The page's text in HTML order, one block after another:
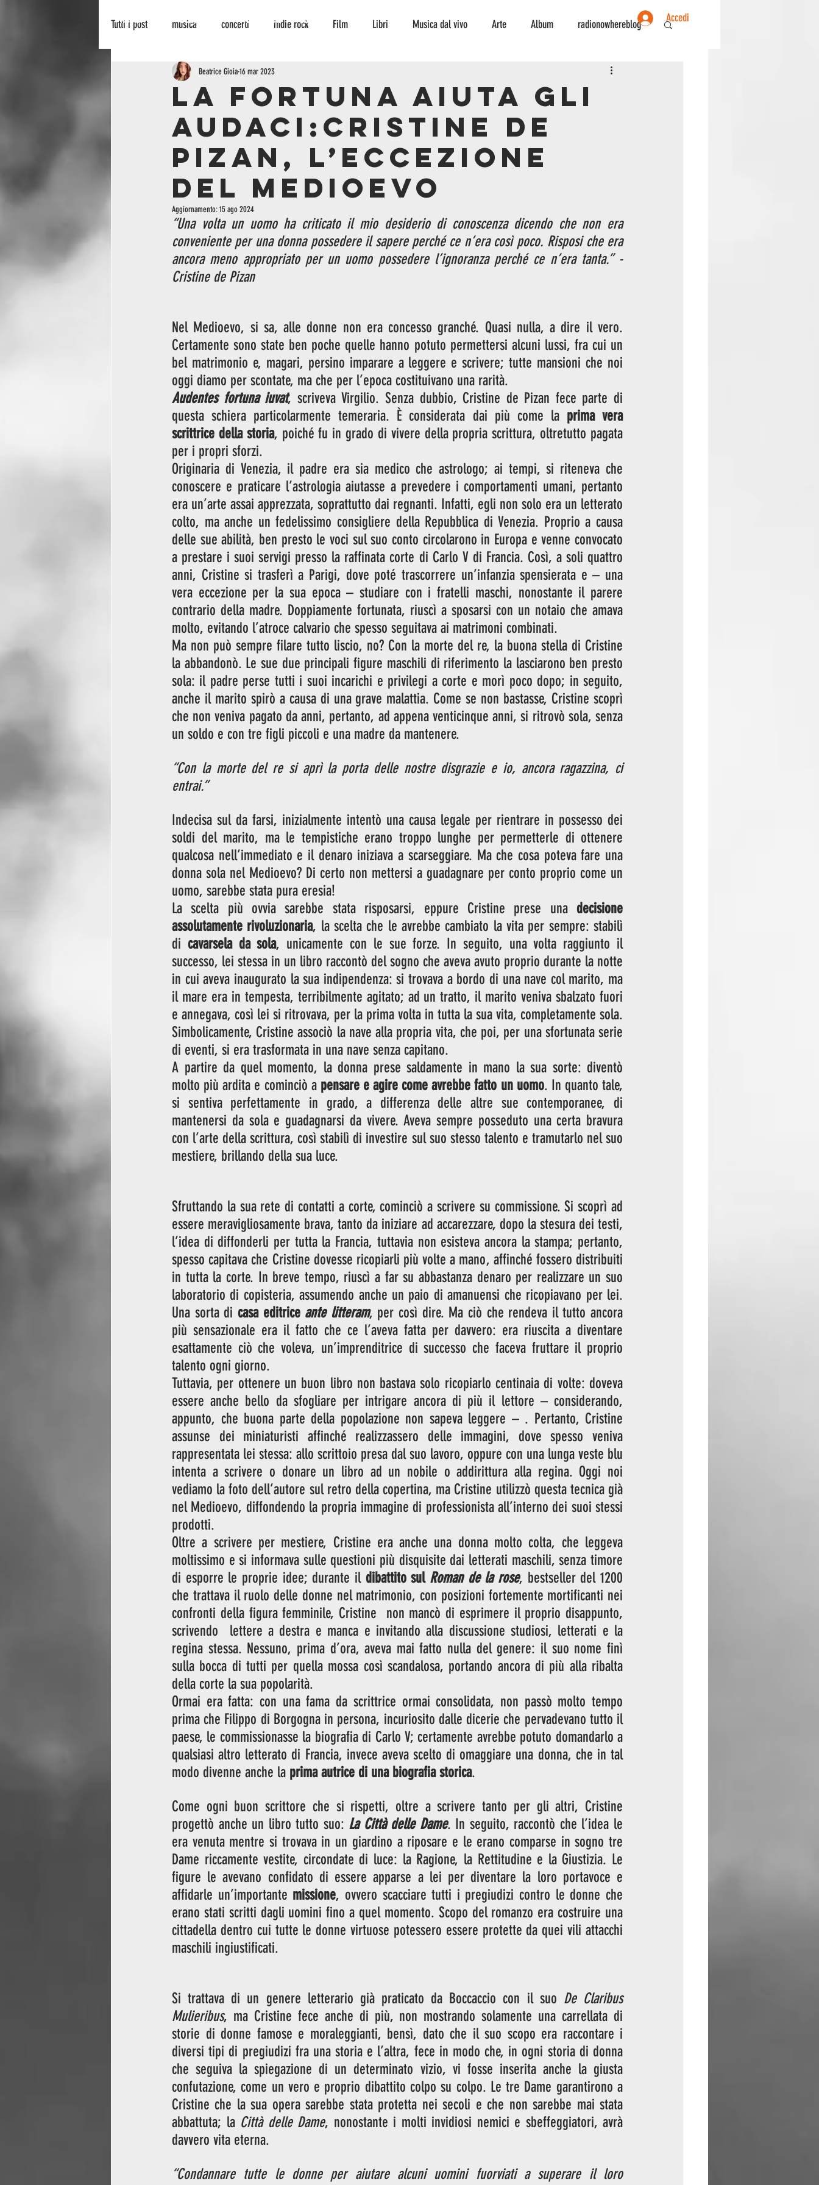
HOME BLOG PALINSESTO CONTATTI Accedi
Tutti i post musica concerti indie rock Film Libri Musica dal vivo Arte Album radionowhereblog
recensione radionowhere Interviste Sociologia
arte biografie escursionismo Musica jazz jazz
La fortuna aiuta gli
audaci:Cristine de
Pizan, l’eccezione
del Medioevo
Beatrice Gioia16 mar 2023
Aggiornamento:15 ago 2024
“Una volta un uomo ha criticato il mio desiderio di conoscenza dicendo che non era
conveniente per una donna possedere il sapere perché ce n’era così poco. Risposi che era
ancora meno appropriato per un uomo possedere l’ignoranza perché ce n’era tanta.” -
Cristine de Pizan
Nel Medioevo, si sa, alle donne non era concesso granché. Quasi nulla, a dire il vero.
Certamente sono state ben poche quelle hanno potuto permettersi alcuni lussi, fra cui un
bel matrimonio e, magari, persino imparare a leggere e scrivere; tutte mansioni che noi
oggi diamo per scontate, ma che per l’epoca costituivano una rarità.
Audentes fortuna iuvat, scriveva Virgilio. Senza dubbio, Cristine de Pizan fece parte di
questa schiera particolarmente temeraria. È considerata dai più come la prima vera
scrittrice della storia, poiché fu in grado di vivere della propria scrittura, oltretutto pagata
per i propri sforzi.
Originaria di Venezia, il padre era sia medico che astrologo; ai tempi, si riteneva che
conoscere e praticare l’astrologia aiutasse a prevedere i comportamenti umani, pertanto
era un’arte assai apprezzata, soprattutto dai regnanti. Infatti, egli non solo era un letterato
colto, ma anche un fedelissimo consigliere della Repubblica di Venezia. Proprio a causa
delle sue abilità, ben presto le voci sul suo conto circolarono in Europa e venne convocato
a prestare i suoi servigi presso la raffinata corte di Carlo V di Francia. Così, a soli quattro
anni, Cristine si trasferì a Parigi, dove poté trascorrere un’infanzia spensierata e – una
vera eccezione per la sua epoca – studiare con i fratelli maschi, nonostante il parere
contrario della madre. Doppiamente fortunata, riuscì a sposarsi con un notaio che amava
molto, evitando l’atroce calvario che spesso seguitava ai matrimoni combinati.
Ma non può sempre filare tutto liscio, no? Con la morte del re, la buona stella di Cristine
la abbandonò. Le sue due principali figure maschili di riferimento la lasciarono ben presto
sola: il padre perse tutti i suoi incarichi e privilegi a corte e morì poco dopo; in seguito,
anche il marito spirò a causa di una grave malattia. Come se non bastasse, Cristine scoprì
che non veniva pagato da anni, pertanto, ad appena venticinque anni, si ritrovò sola, senza
un soldo e con tre figli piccoli e una madre da mantenere.
“Con la morte del re si aprì la porta delle nostre disgrazie e io, ancora ragazzina, ci
entrai.”
Indecisa sul da farsi, inizialmente intentò una causa legale per rientrare in possesso dei
soldi del marito, ma le tempistiche erano troppo lunghe per permetterle di ottenere
qualcosa nell’immediato e il denaro iniziava a scarseggiare. Ma che cosa poteva fare una
donna sola nel Medioevo? Di certo non mettersi a guadagnare per conto proprio come un
uomo, sarebbe stata pura eresia!
La scelta più ovvia sarebbe stata risposarsi, eppure Cristine prese una decisione
assolutamente rivoluzionaria, la scelta che le avrebbe cambiato la vita per sempre: stabilì
di cavarsela da sola, unicamente con le sue forze. In seguito, una volta raggiunto il
successo, lei stessa in un libro raccontò del sogno che aveva avuto proprio durante la notte
in cui aveva inaugurato la sua indipendenza: si trovava a bordo di una nave col marito, ma
il mare era in tempesta, terribilmente agitato; ad un tratto, il marito veniva sbalzato fuori
e annegava, così lei si ritrovava, per la prima volta in tutta la sua vita, completamente sola.
Simbolicamente, Cristine associò la nave alla propria vita, che poi, per una sfortunata serie
di eventi, si era trasformata in una nave senza capitano.
A partire da quel momento, la donna prese saldamente in mano la sua sorte: diventò
molto più ardita e cominciò a pensare e agire come avrebbe fatto un uomo. In quanto tale,
si sentiva perfettamente in grado, a differenza delle altre sue contemporanee, di
mantenersi da sola e guadagnarsi da vivere. Aveva sempre posseduto una certa bravura
con l’arte della scrittura, così stabilì di investire sul suo stesso talento e tramutarlo nel suo
mestiere, brillando della sua luce.
Sfruttando la sua rete di contatti a corte, cominciò a scrivere su commissione. Si scoprì ad
essere meravigliosamente brava, tanto da iniziare ad accarezzare, dopo la stesura dei testi,
l’idea di diffonderli per tutta la Francia, tuttavia non esisteva ancora la stampa; pertanto,
spesso capitava che Cristine dovesse ricopiarli più volte a mano, affinché fossero distribuiti
in tutta la corte. In breve tempo, riuscì a far su abbastanza denaro per realizzare un suo
laboratorio di copisteria, assumendo anche un paio di amanuensi che ricopiavano per lei.
Una sorta di casa editrice ante litteram, per così dire. Ma ciò che rendeva il tutto ancora
più sensazionale era il fatto che ce l’aveva fatta per davvero: era riuscita a diventare
esattamente ciò che voleva, un’imprenditrice di successo che faceva fruttare il proprio
talento ogni giorno.
Tuttavia, per ottenere un buon libro non bastava solo ricopiarlo centinaia di volte: doveva
essere anche bello da sfogliare per intrigare ancora di più il lettore – considerando,
appunto, che buona parte della popolazione non sapeva leggere – . Pertanto, Cristine
assunse dei miniaturisti affinché realizzassero delle immagini, dove spesso veniva
rappresentata lei stessa: allo scrittoio presa dal suo lavoro, oppure con una lunga veste blu
intenta a scrivere o donare un libro ad un nobile o addirittura alla regina. Oggi noi
vediamo la foto dell’autore sul retro della copertina, ma Cristine utilizzò questa tecnica già
nel Medioevo, diffondendo la propria immagine di professionista all’interno dei suoi stessi
prodotti.
Oltre a scrivere per mestiere, Cristine era anche una donna molto colta, che leggeva
moltissimo e si informava sulle questioni più disquisite dai letterati maschili, senza timore
di esporre le proprie idee; durante il dibattito sul Roman de la rose, bestseller del 1200
che trattava il ruolo delle donne nel matrimonio, con posizioni fortemente mortificanti nei
confronti della figura femminile, Cristine  non mancò di esprimere il proprio disappunto,
scrivendo  lettere a destra e manca e invitando alla discussione studiosi, letterati e la
regina stessa. Nessuno, prima d’ora, aveva mai fatto nulla del genere: il suo nome finì
sulla bocca di tutti per quella mossa così scandalosa, portando ancora di più alla ribalta
della corte la sua popolarità.
Ormai era fatta: con una fama da scrittrice ormai consolidata, non passò molto tempo
prima che Filippo di Borgogna in persona, incuriosito dalle dicerie che pervadevano tutto il
paese, le commissionasse la biografia di Carlo V; certamente avrebbe potuto domandarlo a
qualsiasi altro letterato di Francia, invece aveva scelto di omaggiare una donna, che in tal
modo divenne anche la prima autrice di una biografia storica.
Come ogni buon scrittore che si rispetti, oltre a scrivere tanto per gli altri, Cristine
progettò anche un libro tutto suo: La Città delle Dame. In seguito, raccontò che l’idea le
era venuta mentre si trovava in un giardino a riposare e le erano comparse in sogno tre
Dame riccamente vestite, circondate di luce: la Ragione, la Rettitudine e la Giustizia. Le
figure le avevano confidato di essere apparse a lei per diventare la loro portavoce e
affidarle un’importante missione, ovvero scacciare tutti i pregiudizi contro le donne che
erano stati scritti dagli uomini fino a quel momento. Scopo del romanzo era costruire una
cittadella dentro cui tutte le donne virtuose potessero essere protette da quei vili attacchi
maschili ingiustificati.
Si trattava di un genere letterario già praticato da Boccaccio con il suo De Claribus
Mulieribus, ma Cristine fece anche di più, non mostrando solamente una carrellata di
storie di donne famose e moraleggianti, bensì, dato che il suo scopo era raccontare i
diversi tipi di pregiudizi fra una storia e l’altra, fece in modo che, in ogni storia di donna
che seguiva la spiegazione di un determinato vizio, vi fosse inserita anche la giusta
confutazione, come un vero e proprio dibattito colpo su colpo. Le tre Dame garantirono a
Cristine che la sua opera sarebbe stata protetta nei secoli e che non sarebbe mai stata
abbattuta; la Città delle Dame, nonostante i molti invidiosi nemici e sbeffeggiatori, avrà
davvero vita eterna.
“Condannare tutte le donne per aiutare alcuni uomini fuorviati a superare il loro